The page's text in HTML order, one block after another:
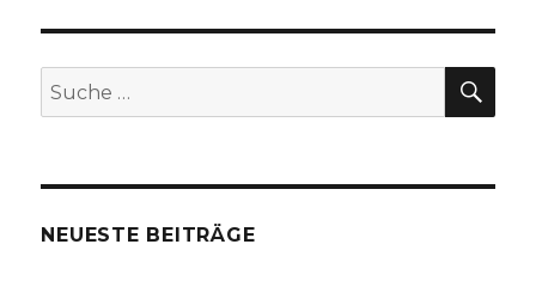
Suche
nach:
NEUESTE BEITRÄGE